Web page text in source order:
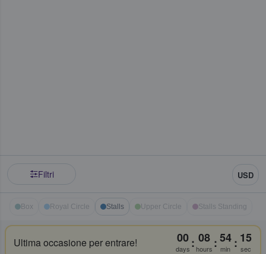
Filtri USD
Box Royal Circle Stalls Upper Circle Stalls Standing
Ultima occasione per entrare! 00
days : 08
hours :54
min : 15
sec